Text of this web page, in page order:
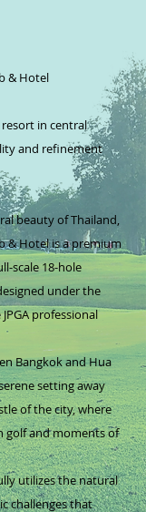
& Hotel
in central
and refinement
beauty of Thailand,
& Hotel is a premium
scale 18-hole
under the
professional
Bangkok and Hua
setting away
of the city, where
golf and moments of
utilizes the natural
challenges that